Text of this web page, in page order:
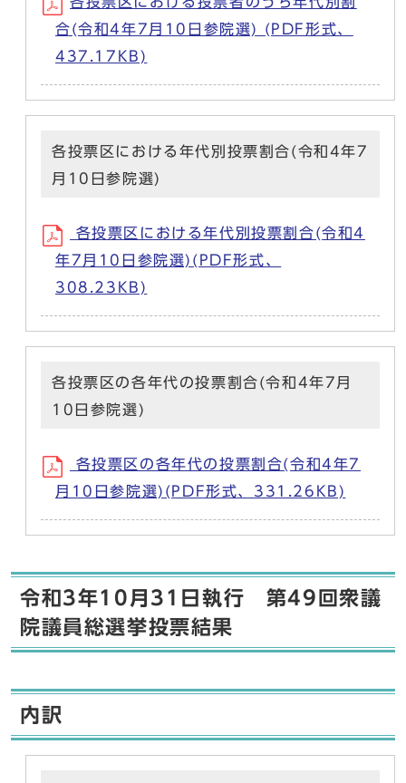
合(令和4年7月10日参院選) (PDF形式、
437.17KB)
各投票区における年代別投票割合(令和4年7
月10日参院選)
各投票区における年代別投票割合(令和4
年7月10日参院選)(PDF形式、
308.23KB)
各投票区の各年代の投票割合(令和4年7月
10日参院選)
各投票区の各年代の投票割合(令和4年7
月10日参院選)(PDF形式、331.26KB)
令和3年10月31日執行 第49回衆議
院議員総選挙投票結果
内訳